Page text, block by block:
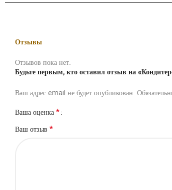
Отзывы
Отзывов пока нет.
Будьте первым, кто оставил отзыв на
Ваш адрес email не будет опубликован.
Ваша оценка*
Ваш отзыв *